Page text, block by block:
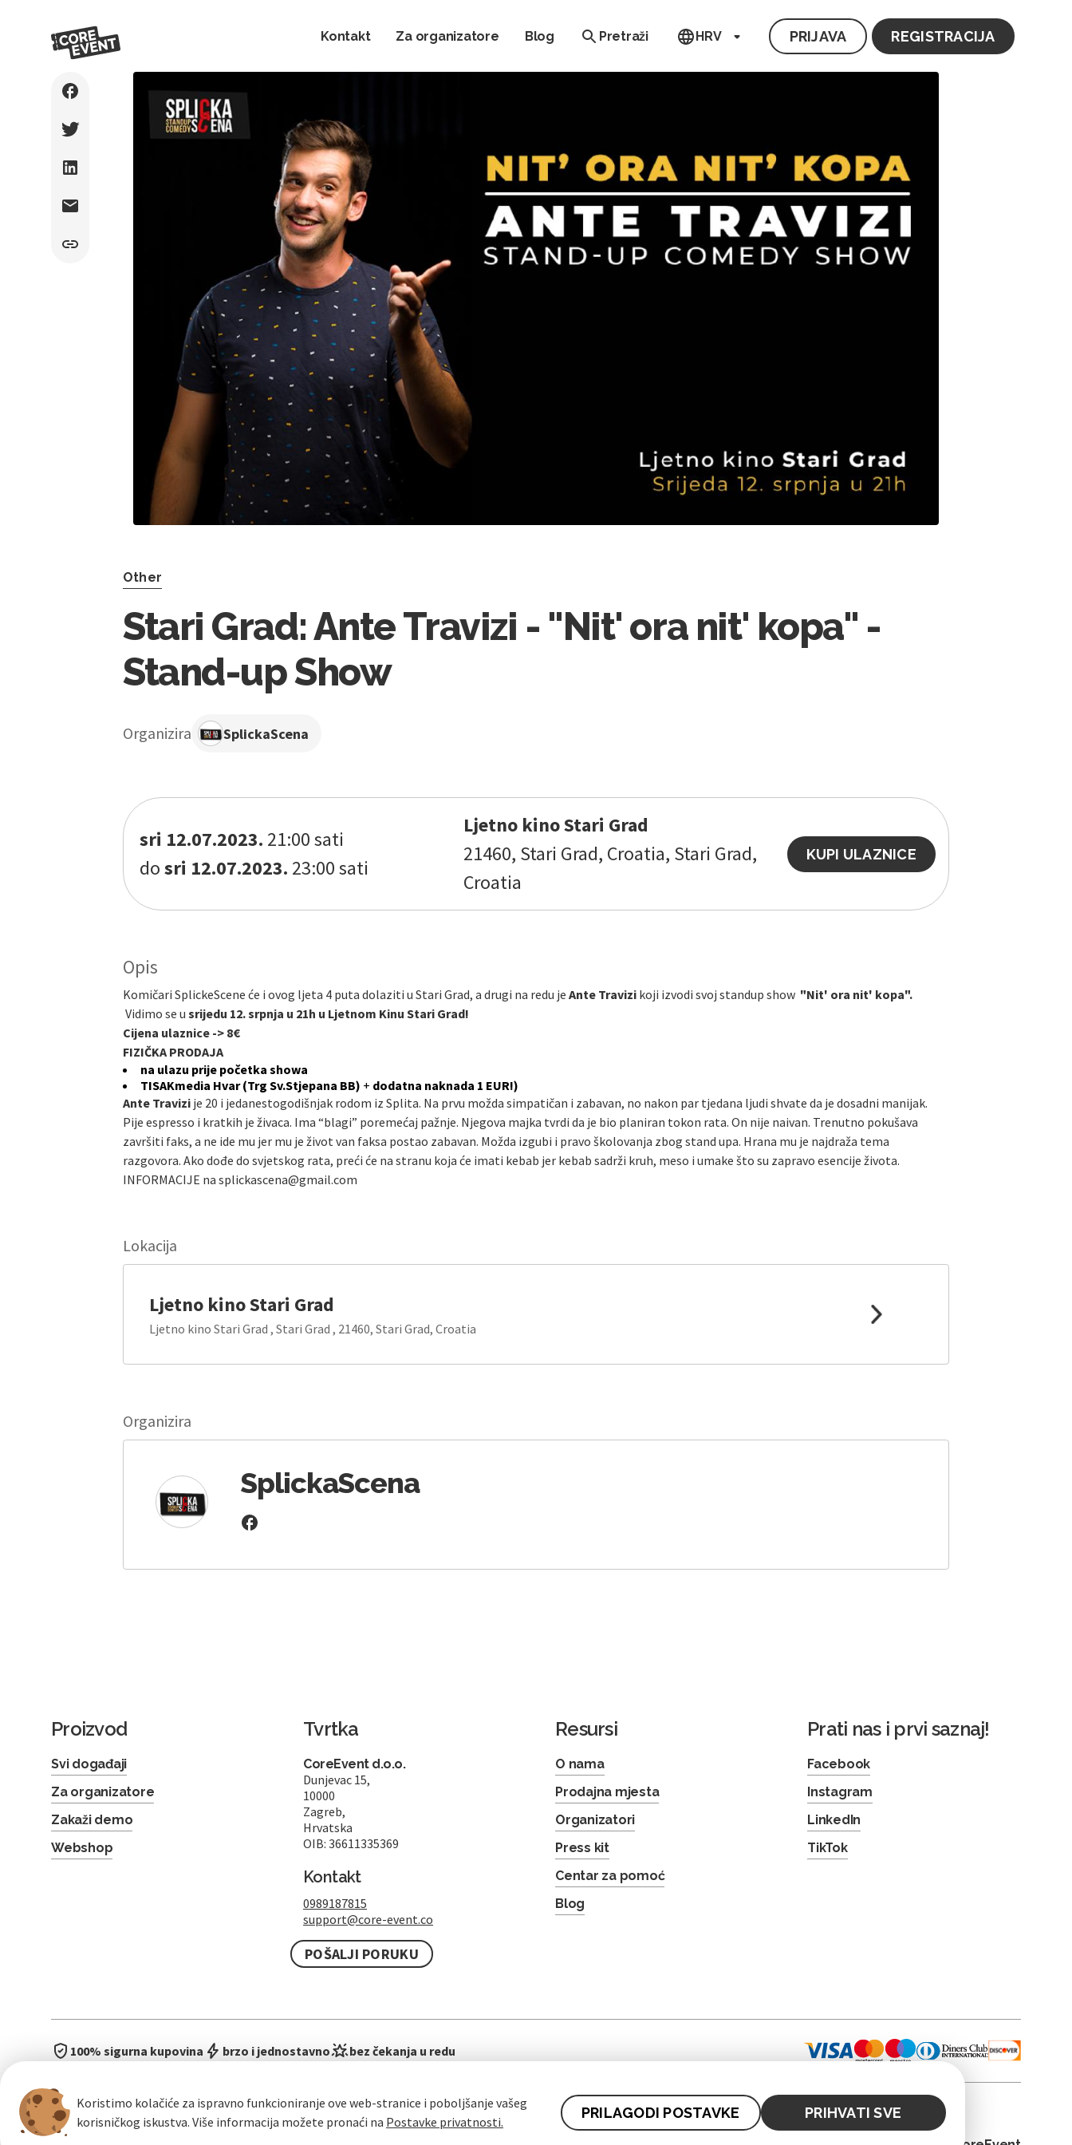
Kontakt Za organizatore Blog Pretraži HRV PRIJAVA REGISTRACIJA
Other
Stari Grad: Ante Travizi - "Nit' ora nit' kopa" -
Stand-up Show
Organizira SplickaScena
sri 12.07.2023. 21:00 sati
dosri 12.07.2023. 23:00 sati
Ljetno kino Stari Grad
21460, Stari Grad, Croatia, Stari Grad,
Croatia
KUPI ULAZNICE
Opis
Komičari SplickeScene će i ovog ljeta 4 puta dolaziti u Stari Grad, a drugi na redu je Ante Travizi koji izvodi svoj standup show "Nit' ora nit' kopa".
Vidimo se u srijedu 12. srpnja u 21h u Ljetnom Kinu Stari Grad!
Cijena ulaznice -> 8€
FIZIČKA PRODAJA
na ulazu prije početka showa
TISAKmedia Hvar (Trg Sv.Stjepana BB) + dodatna naknada 1 EUR!)
Ante Travizi je 20 i jedanestogodišnjak rodom iz Splita. Na prvu možda simpatičan i zabavan, no nakon par tjedana ljudi shvate da je dosadni manijak.
Pije espresso i kratkih je živaca. Ima “blagi” poremećaj pažnje. Njegova majka tvrdi da je bio planiran tokon rata. On nije naivan. Trenutno pokušava
završiti faks, a ne ide mu jer mu je život van faksa postao zabavan. Možda izgubi i pravo školovanja zbog stand upa. Hrana mu je najdraža tema
razgovora. Ako dođe do svjetskog rata, preći će na stranu koja će imati kebab jer kebab sadrži kruh, meso i umake što su zapravo esencije života.
INFORMACIJE na splickascena@gmail.com
Lokacija
Ljetno kino Stari Grad
Ljetno kino Stari Grad , Stari Grad , 21460, Stari Grad, Croatia
Organizira
SplickaScena
Koristimo kolačiće za ispravno funkcioniranje ove web-stranice i poboljšanje vašeg
korisničkog iskustva. Više informacija možete pronaći na Postavke privatnosti.
PRILAGODI POSTAVKE PRIHVATI SVE
Proizvod
Svi događaji
Za organizatore
Zakaži demo
Webshop
Tvrtka
CoreEvent d.o.o.
Dunjevac 15,
10000
Zagreb,
Hrvatska
OIB: 36611335369
Kontakt
0989187815
support@core-event.co
POŠALJI PORUKU
Resursi
O nama
Prodajna mjesta
Organizatori
Press kit
Centar za pomoć
Blog
Prati nas i prvi saznaj!
Facebook
Instagram
LinkedIn
TikTok
100% sigurna kupovina brzo i jednostavno bez čekanja u redu